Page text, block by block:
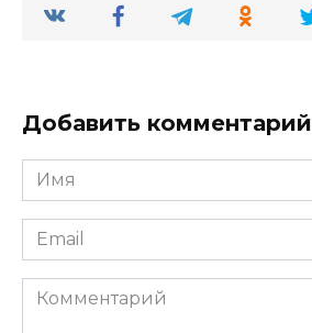
Добавить комментарий
Имя
*
Email
*
Комментарий